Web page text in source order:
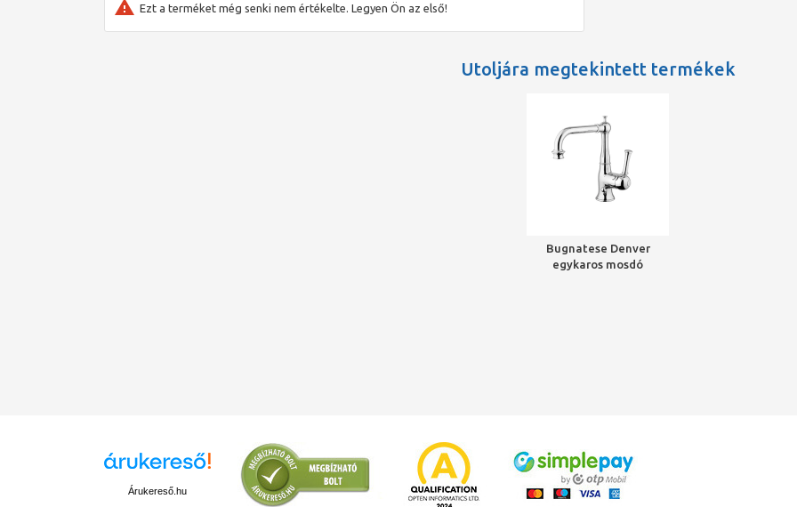
Ezt a terméket még senki nem értékelte. Legyen Ön az első!
Utoljára megtekintett termékek
Bugnatese Denver
egykaros mosdó
Árukereső.hu